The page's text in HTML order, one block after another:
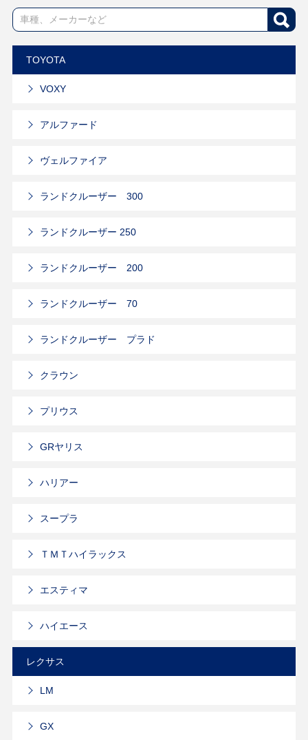
TOYOTA
VOXY
アルファード
ヴェルファイア
ランドクルーザー 300
ランドクルーザー 250
ランドクルーザー 200
ランドクルーザー 70
ランドクルーザー プラド
クラウン
プリウス
GRヤリス
ハリアー
スープラ
ＴＭＴハイラックス
エスティマ
ハイエース
レクサス
LM
GX